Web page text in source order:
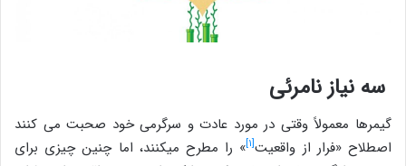
سه نیاز نامرئی
گیمرها معمولاً وقتی در مورد عادت و سرگرمی خود صحبت می کنند
اصطلاح «فرار از واقعیت[۱]
» را مطرح می‎کنند، اما چنین چیزی برای